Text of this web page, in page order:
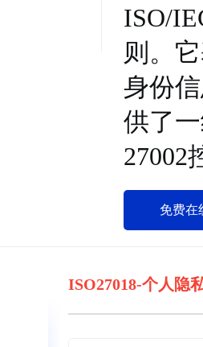
ISO/
则。
身份
供了
27002
免费在
ISO27018-个人隐